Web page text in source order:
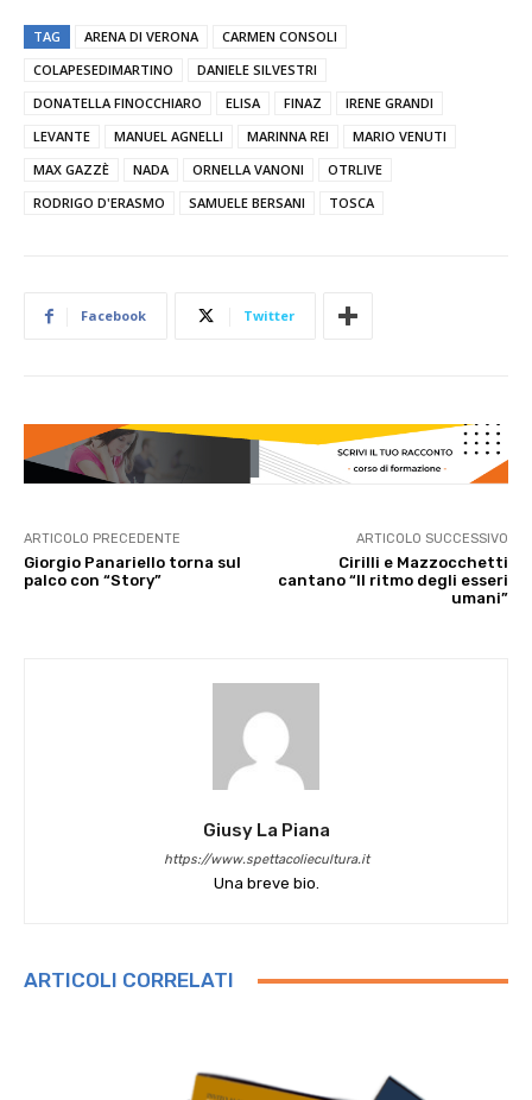
TAG ARENA DI VERONA
CARMEN CONSOLI
COLAPESEDIMARTINO
DANIELE SILVESTRI
DONATELLA FINOCCHIARO
ELISA FINAZ
IRENE GRANDI
LEVANTE
MANUEL AGNELLI MARINNA REI
MARIO VENUTI
MAX GAZZÈ
NADA ORNELLA VANONI
OTRLIVE
RODRIGO D'ERASMO
SAMUELE BERSANI TOSCA
Facebook Twitter
ARTICOLO PRECEDENTE
Giorgio Panariello torna sul
palco con “Story”
ARTICOLO SUCCESSIVO
Cirilli e Mazzocchetti
cantano “Il ritmo degli esseri
umani”
Giusy La Piana
https://www.spettacoliecultura.it
Una breve bio.
ARTICOLI CORRELATI